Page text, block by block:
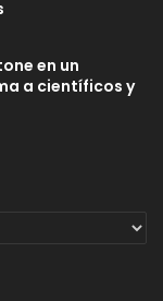
en un
a científicos y